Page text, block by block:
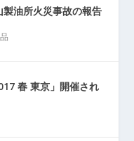
製油所火災事故の報告
春 東京」開催され